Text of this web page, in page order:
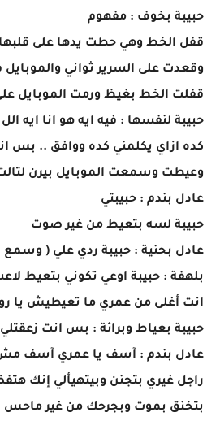
حبيبة بخوف : مفهوم
قفل الخط وهي حطت يدها على
وقعدت على السرير ثواني والموبايل
قفلت الخط بغيظ ورمت الموبايل
حبيبة لنفسها : فيه ايه هو انا ايه
كده ازاي يكلمني كده ووافق .. بس
وعيطت وسمعت الموبايل بيرن
عادل بندم : حبيبتي
حبيبة لسه بتعيط من غير صوت
عادل بحنية : حبيبة ردي علي (
بلهفة : حبيبة اوعي تكوني بتعيط
انت أغلى من عمري ما تعيطيش يا
حبيبة بعياط وبرائة : بس انت
عادل بندم : آسف يا عمري آسف مش
راجل غيري بتجنن وبيتهيألي إنك
بتخنق بموت وبجرحك من غير ماحس